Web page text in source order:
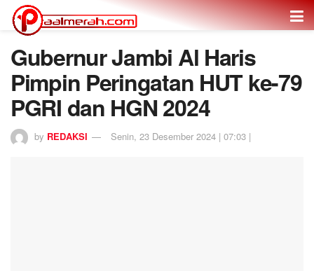
Gubernur Jambi Al Haris
Pimpin Peringatan HUT ke-79
PGRI dan HGN 2024
by REDAKSI Senin, 23 Desember 2024 | 07:03 |